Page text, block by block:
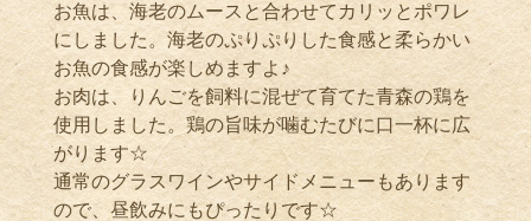
お魚は、海老のムースと合わせてカリッとポワレ
にしました。海老のぷりぷりした食感と柔らかい
お魚の食感が楽しめますよ♪
お肉は、りんごを飼料に混ぜて育てた青森の鶏を
使用しました。鶏の旨味が噛むたびに口一杯に広
がります☆
通常のグラスワインやサイドメニューもあります
ので、昼飲みにもぴったりです☆